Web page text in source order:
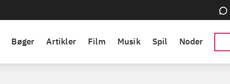
Bøger Artikler Film Musik Spil Noder